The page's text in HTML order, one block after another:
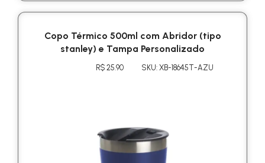
Copo Térmico 500ml com Abridor (tipo
stanley) e Tampa Personalizado
R$ 25.90 SKU: XB-18645T-AZU